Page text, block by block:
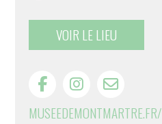
VOIR LE LIEU
MUSEEDEMONTMARTRE.FR/